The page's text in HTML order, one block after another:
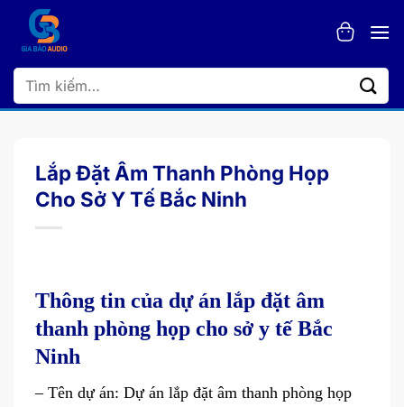
dung
Tìm
kiếm:
Lắp Đặt Âm Thanh Phòng Họp
Cho Sở Y Tế Bắc Ninh
Thông tin của dự án lắp đặt âm
thanh phòng họp cho sở y tế Bắc
Ninh
– Tên dự án: Dự án lắp đặt âm thanh phòng họp